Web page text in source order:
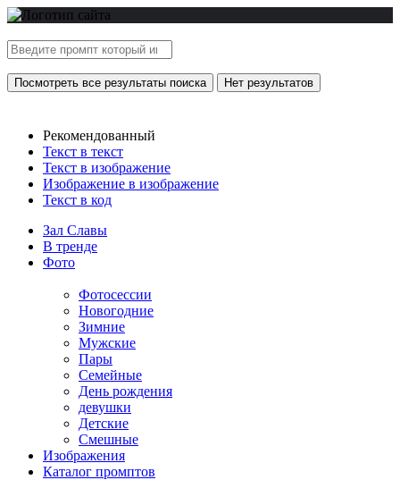
Посмотреть все результаты поиска Нет результатов
Рекомендованный
Текст в текст
Текст в изображение
Изображение в изображение
Текст в код
Зал Славы
В тренде
Фото
Фотосессии
Новогодние
Зимние
Мужские
Пары
Семейные
День рождения
девушки
Детские
Смешные
Изображения
Каталог промптов